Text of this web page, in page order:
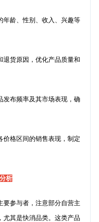
年龄、性别、收入、兴趣等
退货原因，优化产品质量和
发布频率及其市场表现，确
价格区间的销售表现，制定
析
要参与者，注意部分自营主
尤其是快消品类。这类产品